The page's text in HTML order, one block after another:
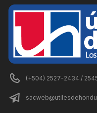
(+504) 2527-2434 /